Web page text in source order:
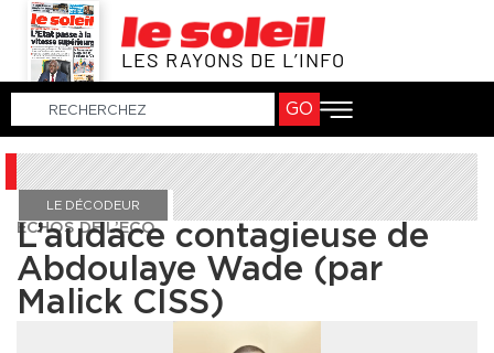
LES RAYONS DE L’INFO
GO
LE DÉCODEUR
ECHOS DE L’ECO
L’audace contagieuse de
Abdoulaye Wade (par
Malick CISS)